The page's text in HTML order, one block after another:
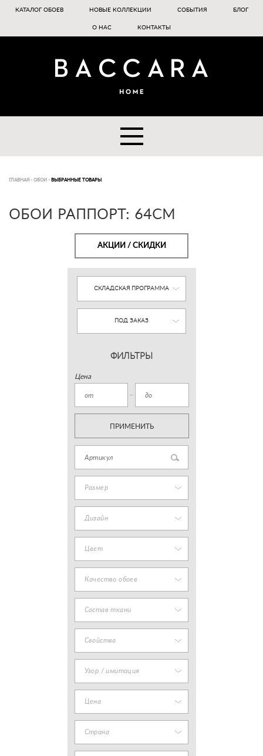
КАТАЛОГ ОБОЕВ НОВЫЕ КОЛЛЕКЦИИ СОБЫТИЯ БЛОГ
О НАС КОНТАКТЫ
ГЛАВНАЯ - ОБОИ - ВЫБРАННЫЕ ТОВАРЫ
ОБОИ РАППОРТ: 64СМ
АКЦИИ / СКИДКИ
СКЛАДСКАЯ ПРОГРАММА
ПОД ЗАКАЗ
ФИЛЬТРЫ
Цена
ПРИМЕНИТЬ
Размер
Дизайн
Цвет
Качество обоев
Состав ткани
Свойства
Узор / имитация
Цена
Страна